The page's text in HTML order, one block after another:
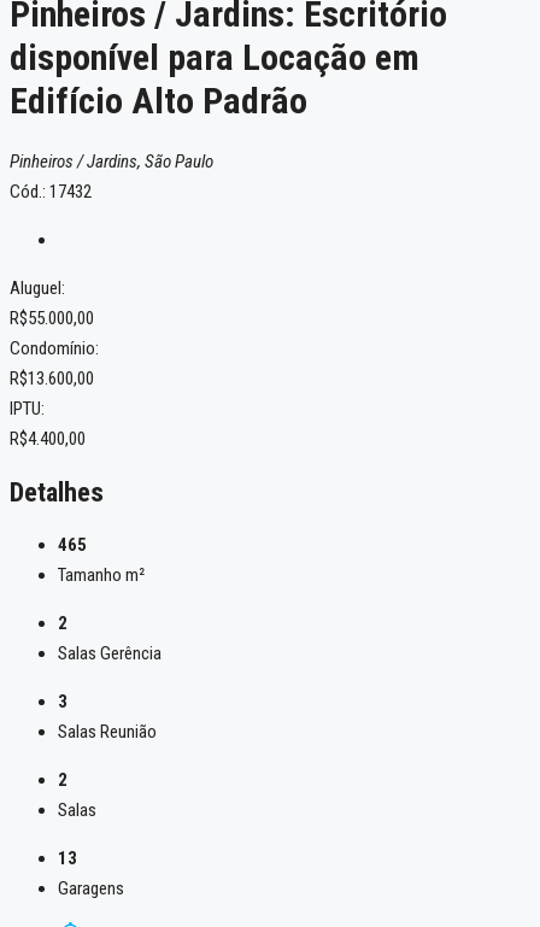
Pinheiros / Jardins: Escritório
disponível para Locação em
Edifício Alto Padrão
Pinheiros / Jardins, São Paulo
Cód.: 17432
Aluguel:
R$55.000,00
Condomínio:
R$13.600,00
IPTU:
R$4.400,00
Detalhes
465
Tamanho m²
2
Salas Gerência
3
Salas Reunião
2
Salas
13
Garagens